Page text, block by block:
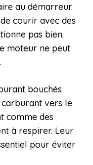
au démarreur.
courir avec des
pas bien.
moteur ne peut
bouchés
carburant vers le
comme des
à respirer. Leur
pour éviter